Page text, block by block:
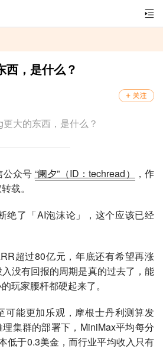
，是什么？
大的东西，是什么？
公众号 “阑夕”（ID：techread）
，作
载。
绝了「AI泡沫论」，这个应该已经
超过80亿元，年底还有希望再涨
没有回报的周期是真的过去了，能
玩家腰杆都硬起来了。
能更加乐观， 摩根士丹利测算发
集群的部署下，MiniMax平均每分
低于0.3美金，而行业平均收入只有